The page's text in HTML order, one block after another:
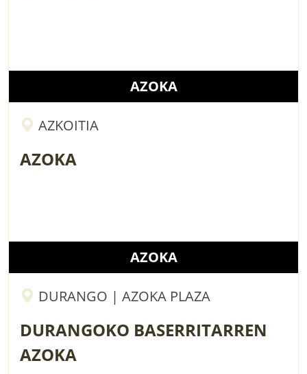
AZOKA
AZKOITIA
AZOKA
AZOKA
DURANGO | AZOKA PLAZA
DURANGOKO BASERRITARREN
AZOKA